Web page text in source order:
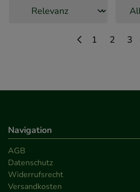
1 2 3
Navigation
AGB
Datenschutz
Widerrufsrecht
Versandkosten